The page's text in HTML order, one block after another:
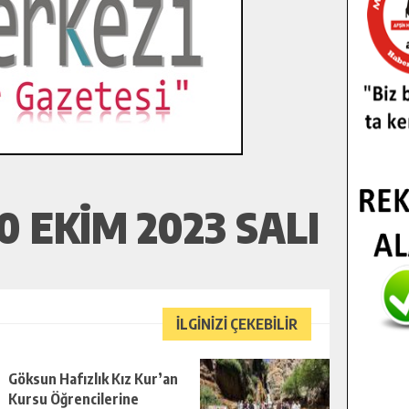
EKIM 2023 SALI
İLGİNİZİ ÇEKEBİLİR
Göksun Hafızlık Kız Kur’an
Kursu Öğrencilerine